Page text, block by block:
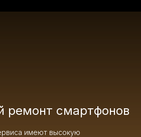
ремонт смартфонов
имеют высокую